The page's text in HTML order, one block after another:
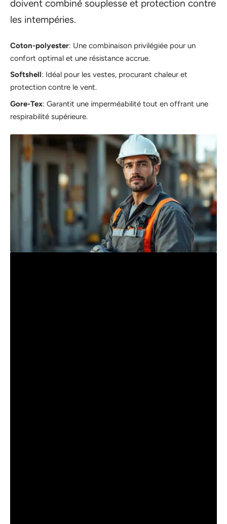
doivent combiné souplesse et protection contre
les intempéries.
Coton-polyester: Une combinaison privilégiée pour un
confort optimal et une résistance accrue.
Softshell: Idéal pour les vestes, procurant chaleur et
protection contre le vent.
Gore-Tex: Garantit une imperméabilité tout en offrant une
respirabilité supérieure.